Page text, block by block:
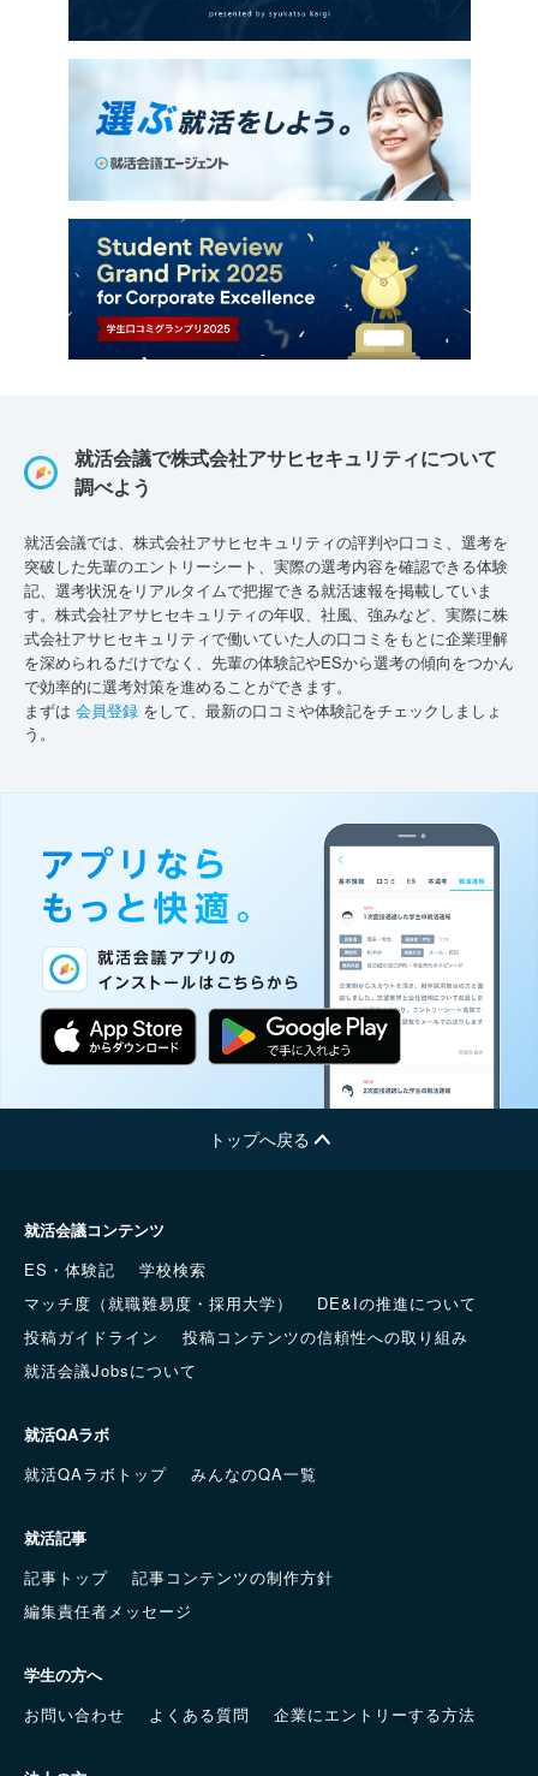
就活会議で株式会社アサヒセキュリティについて
調べよう
就活会議では、株式会社アサヒセキュリティの評判や口コミ、選考を
突破した先輩のエントリーシート、実際の選考内容を確認できる体験
記、選考状況をリアルタイムで把握できる就活速報を掲載していま
す。株式会社アサヒセキュリティの年収、社風、強みなど、実際に株
式会社アサヒセキュリティで働いていた人の口コミをもとに企業理解
を深められるだけでなく、先輩の体験記やESから選考の傾向をつかん
で効率的に選考対策を進めることができます。
まずは 会員登録 をして、最新の口コミや体験記をチェックしましょ
う。
トップへ戻る
就活会議コンテンツ
ES・体験記
学校検索
マッチ度（就職難易度・採用大学）
DE&Iの推進について
投稿ガイドライン
投稿コンテンツの信頼性への取り組み
就活会議Jobsについて
就活QAラボ
就活QAラボトップ
みんなのQA一覧
就活記事
記事トップ
記事コンテンツの制作方針
編集責任者メッセージ
学生の方へ
お問い合わせ
よくある質問 企業にエントリーする方法